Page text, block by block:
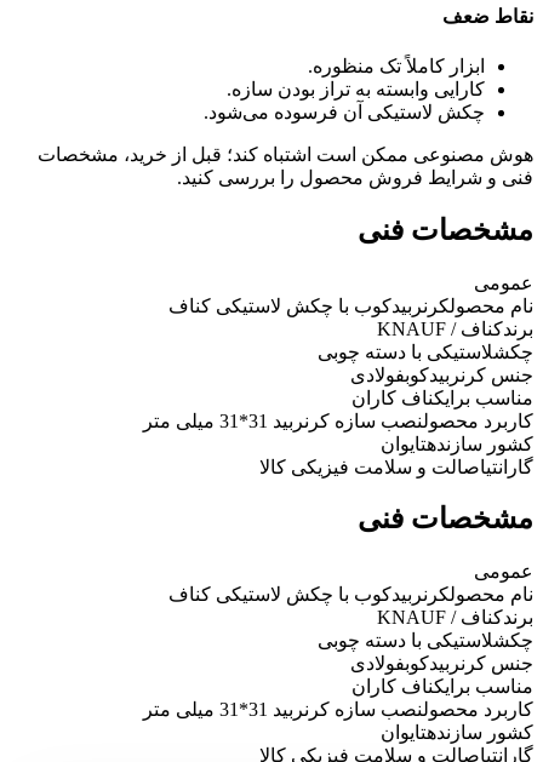
نقاط ضعف
ابزار کاملاً تک منظوره.
کارایی وابسته به تراز بودن سازه.
چکش لاستیکی آن فرسوده می‌شود.
هوش مصنوعی ممکن است اشتباه کند؛ قبل از خرید، مشخصات
فنی و شرایط فروش محصول را بررسی کنید.
مشخصات فنی
عمومی
نام محصولکرنربیدکوب با چکش لاستیکی کناف
برندکناف / KNAUF
چکشلاستیکی با دسته چوبی
جنس کرنربیدکوبفولادی
مناسب برایکناف کاران
کاربرد محصولنصب سازه کرنربید 31*31 میلی متر
کشور سازندهتایوان
گارانتیاصالت و سلامت فیزیکی کالا
مشخصات فنی
عمومی
نام محصولکرنربیدکوب با چکش لاستیکی کناف
برندکناف / KNAUF
چکشلاستیکی با دسته چوبی
جنس کرنربیدکوبفولادی
مناسب برایکناف کاران
کاربرد محصولنصب سازه کرنربید 31*31 میلی متر
کشور سازندهتایوان
گارانتیاصالت و سلامت فیزیکی کالا